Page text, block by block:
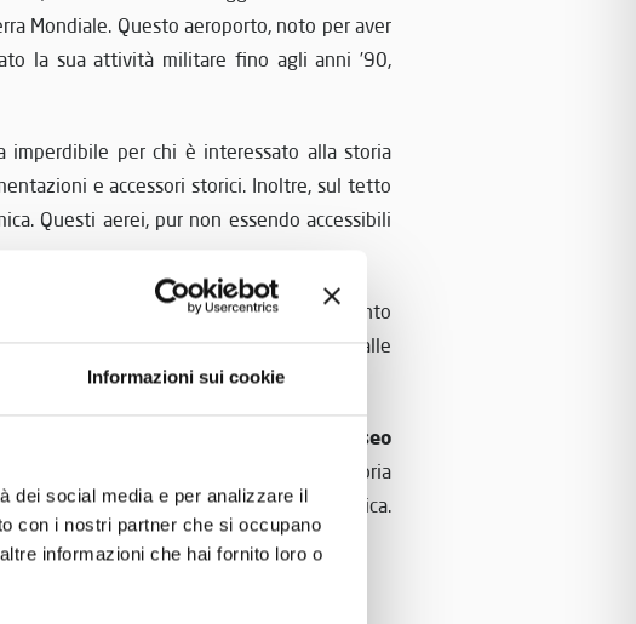
Informazioni sui cookie
dei social media e per analizzare il
con i nostri partner che si occupano
informazioni che hai fornito loro o
Mondiale. Questo aeroporto, noto per aver
la sua attività militare fino agli anni ’90,
imperdibile per chi è interessato alla storia
e accessori storici. Inoltre, sul tetto
Questi aerei, pur non essendo accessibili
all’aeronautica è un complemento
in varie forme, dalle auto d’epoca alle
aspetti della storia dei trasporti, il
Museo
permette di scoprire un pezzo di storia
più ampio dell’evoluzione tecnologica.